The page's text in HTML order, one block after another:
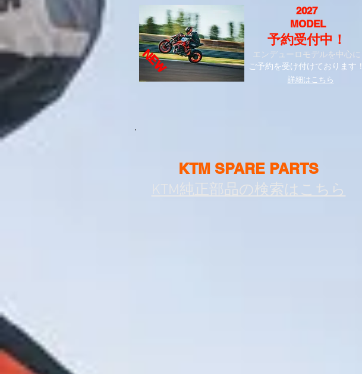
NEW
2027
MODEL
予約受付中！
エンデューロモデルを中心に
ご予約を受け付けております！
詳細はこちら
KTM SPARE PARTS
KTM純正部品の検索はこちら